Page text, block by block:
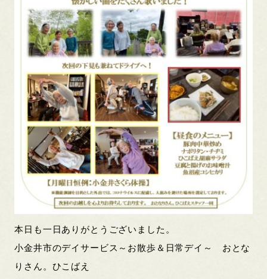
本日も一日ありがとうございました。
小金井市のデイサービス～お散歩＆日常デイ～ おとな
りさん。ひこばえ